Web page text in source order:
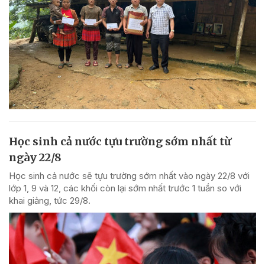
Học sinh cả nước tựu trường sớm nhất từ
ngày 22/8
Học sinh cả nước sẽ tựu trường sớm nhất vào ngày 22/8 với
lớp 1, 9 và 12, các khối còn lại sớm nhất trước 1 tuần so với
khai giảng, tức 29/8.